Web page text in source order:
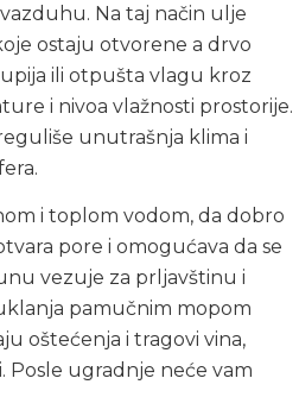
Na taj način ulje
ostaju otvorene a drvo
ili otpušta vlagu kroz
i nivoa vlažnosti prostorije.
unutrašnja klima i
i toplom vodom, da dobro
pore i omogućava da se
vezuje za prljavštinu i
pamučnim mopom
oštećenja i tragovi vina,
Posle ugradnje neće vam